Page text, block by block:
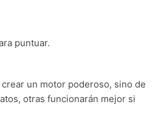
puntuar.
un motor poderoso, sino de
otras funcionarán mejor si